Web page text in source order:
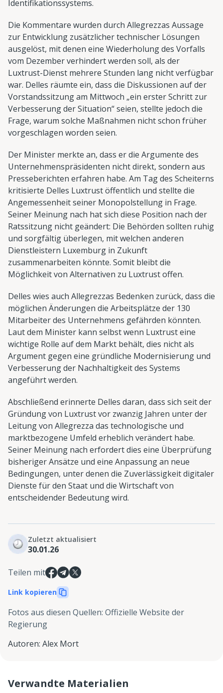
Identifikationssystems.
Die Kommentare wurden durch Allegrezzas Aussage
zur Entwicklung zusätzlicher technischer Lösungen
ausgelöst, mit denen eine Wiederholung des Vorfalls
vom Dezember verhindert werden soll, als der
Luxtrust-Dienst mehrere Stunden lang nicht verfügbar
war. Delles räumte ein, dass die Diskussionen auf der
Vorstandssitzung am Mittwoch „ein erster Schritt zur
Verbesserung der Situation“ seien, stellte jedoch die
Frage, warum solche Maßnahmen nicht schon früher
vorgeschlagen worden seien.
Der Minister merkte an, dass er die Argumente des
Unternehmenspräsidenten nicht direkt, sondern aus
Presseberichten erfahren habe. Am Tag des Scheiterns
kritisierte Delles Luxtrust öffentlich und stellte die
Angemessenheit seiner Monopolstellung in Frage.
Seiner Meinung nach hat sich diese Position nach der
Ratssitzung nicht geändert: Die Behörden sollten ruhig
und sorgfältig überlegen, mit welchen anderen
Dienstleistern Luxemburg in Zukunft
zusammenarbeiten könnte. Somit bleibt die
Möglichkeit von Alternativen zu Luxtrust offen.
Delles wies auch Allegrezzas Bedenken zurück, dass die
möglichen Änderungen die Arbeitsplätze der 130
Mitarbeiter des Unternehmens gefährden könnten.
Laut dem Minister kann selbst wenn Luxtrust eine
wichtige Rolle auf dem Markt behält, dies nicht als
Argument gegen eine gründliche Modernisierung und
Verbesserung der Nachhaltigkeit des Systems
angeführt werden.
Abschließend erinnerte Delles daran, dass sich seit der
Gründung von Luxtrust vor zwanzig Jahren unter der
Leitung von Allegrezza das technologische und
marktbezogene Umfeld erheblich verändert habe.
Seiner Meinung nach erfordert dies eine Überprüfung
bisheriger Ansätze und eine Anpassung an neue
Bedingungen, unter denen die Zuverlässigkeit digitaler
Dienste für den Staat und die Wirtschaft von
entscheidender Bedeutung wird.
Zuletzt aktualisiert
30.01.26
Teilen mit
Link kopieren
Fotos aus diesen Quellen: Offizielle Website der
Regierung
Autoren: Alex Mort
Verwandte Materialien